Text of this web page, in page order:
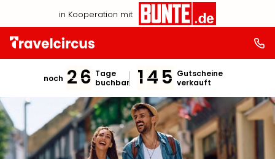
in Kooperation mit
noch 26 Tage
buchbar
145 Gutscheine
verkauft